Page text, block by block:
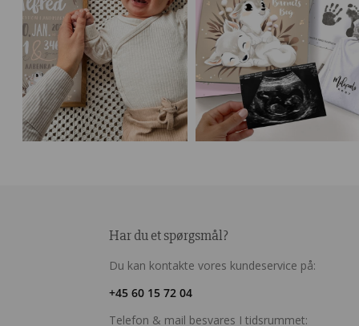
Har du et spørgsmål?
Du kan kontakte vores kundeservice på:
+45 60 15 72 04
Telefon & mail besvares I tidsrummet: